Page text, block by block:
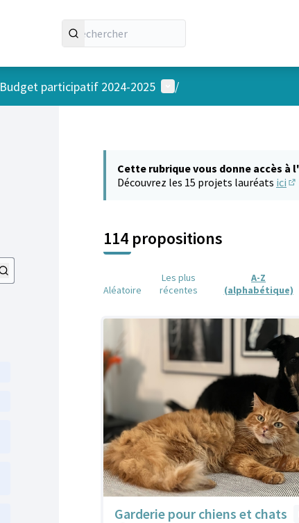
Budget participatif 2024-2025 Menu utilisateur
/
Cette rubrique vous donne accès à
Découvrez les 15 projets lauréats ici
114 propositions
Aléatoire
Les plus
récentes
A-Z
(alphabétique)
Garderie pour chiens et chats